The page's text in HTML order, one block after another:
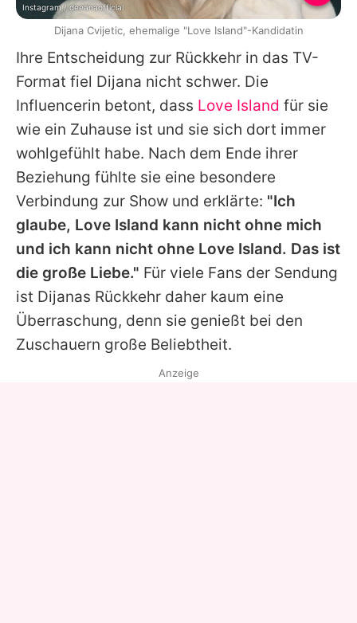
Ihre Entscheidung zur Rückkehr in das TV-
Format fiel Dijana nicht schwer. Die
Influencerin betont, dass Love Island für sie
wie ein Zuhause ist und sie sich dort immer
wohlgefühlt habe. Nach dem Ende ihrer
Beziehung fühlte sie eine besondere
Verbindung zur Show und erklärte: "Ich
glaube, Love Island kann nicht ohne mich
und ich kann nicht ohne Love Island. Das ist
die große Liebe." Für viele Fans der Sendung
ist Dijanas Rückkehr daher kaum eine
Überraschung, denn sie genießt bei den
Zuschauern große Beliebtheit.
Instagram / deeanaofficial
Dijana Cvijetic, ehemalige "Love Island"-Kandidatin
Anzeige